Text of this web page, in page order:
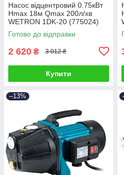
Насос відцентровий 0.75кВт
Hmax 18м Qmax 200л/хв
WETRON 1DK-20 (775024)
Готово до відправки
2 620 ₴ 3 012 ₴
Купити
–13%